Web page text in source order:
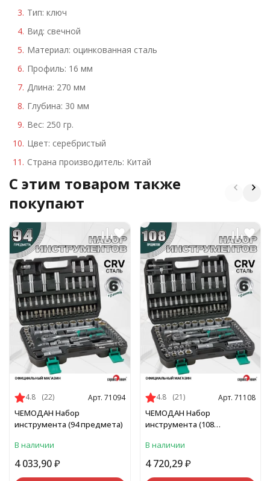
Тип: ключ
Вид: свечной
Материал: оцинкованная сталь
Профиль: 16 мм
Длина: 270 мм
Глубина: 30 мм
Вес: 250 гр.
Цвет: серебристый
Страна производитель: Китай
C этим товаром также
покупают
ЧЕМОДАН Набор
инструмента (94 предмета)
В наличии
4.8 (22) Арт. 71094
4 033,90₽
ЧЕМОДАН Набор
инструмента (108
В наличии
4.8 (21) Арт. 71108
4 720,29 ₽